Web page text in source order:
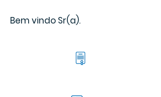
Bem vindo Sr(a).